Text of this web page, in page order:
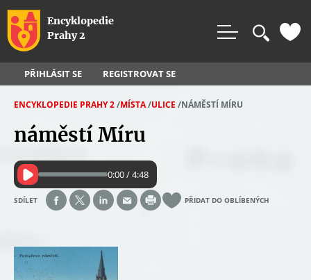
Encyklopedie
Prahy 2
PŘIHLÁSIT SE REGISTROVAT SE
J
S
T
E
Z
ENCYKLOPEDIE PRAHY 2/MÍSTA/ULICE /NÁMĚSTÍ MÍRU
náměstí Míru
SDÍLET PŘIDAT DO OBLÍBENÝCH
0:00 / 4:48